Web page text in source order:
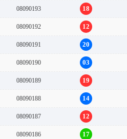
08090193 18
08090192 12
08090191 20
08090190 03
08090189 19
08090188 14
08090187 12
08090186 17